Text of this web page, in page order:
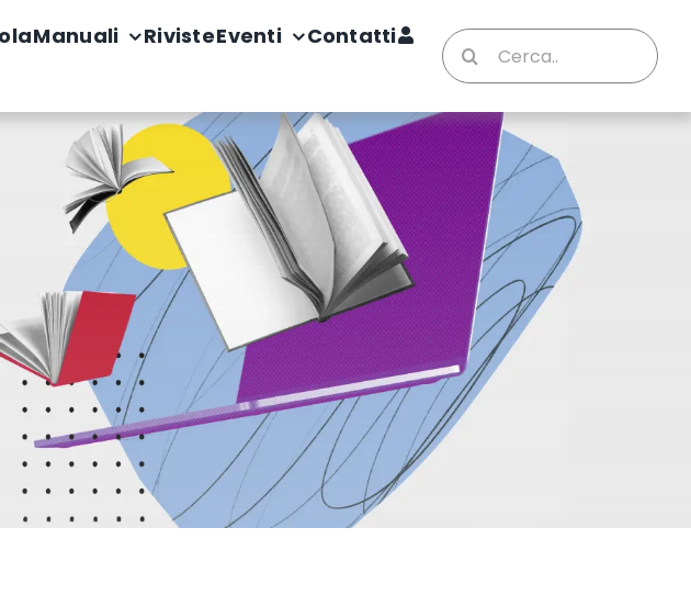
Manuali RivisteEventi Contatti
Cerca
per: